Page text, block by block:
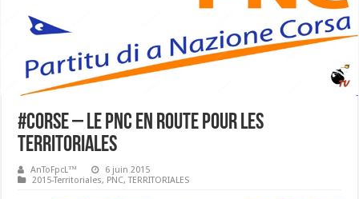
#Corse – Le PNC en route pour les
territoriales
AnToFpcL™
6 juin 2015
2015-Territoriales, PNC,TERRITORIALES